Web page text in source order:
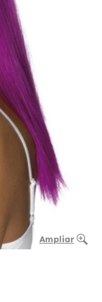
Ampliar